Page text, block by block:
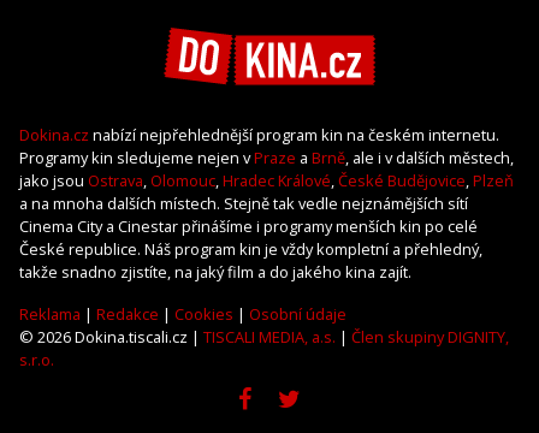
Dokina.cz nabízí nejpřehlednější program kin na českém internetu.
Programy kin sledujeme nejen vPraze a Brně, ale i v dalších městech,
jako jsou Ostrava, Olomouc,Hradec Králové,České Budějovice,Plzeň
a na mnoha dalších místech. Stejně tak vedle nejznámějších sítí
Cinema City a Cinestar přinášíme i programy menších kin po celé
České republice. Náš program kin je vždy kompletní a přehledný,
takže snadno zjistíte, na jaký film a do jakého kina zajít.
Reklama | Redakce | Cookies | Osobní údaje
© 2026 Dokina.tiscali.cz | TISCALI MEDIA, a.s. | Člen skupiny DIGNITY,
s.r.o.